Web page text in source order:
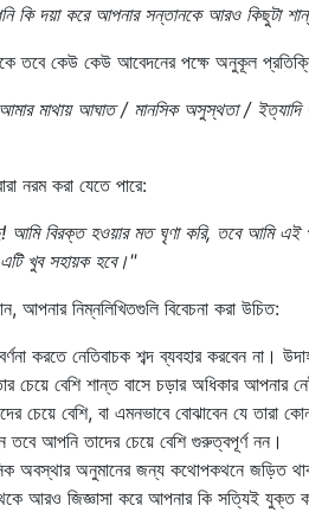
কি দয়া করে আপনার সন্তানকে আরও কিছুটা
তবে কেউ কেউ আবেদনের পক্ষে অনুকূল
মাথায় আঘাত / মানসিক অসুস্থতা / ইত্যাদি
নরম করা যেতে পারে:
বিরক্ত হওয়ার মত ঘৃণা করি, তবে আমি এই
খুব সহায়ক হবে।"
নিম্নলিখিতগুলি বিবেচনা করা উচিত:
করতে নেতিবাচক শব্দ ব্যবহার করবেন না।
চেয়ে বেশি শান্ত বাসে চড়ার অধিকার
চেয়ে বেশি, বা এমনভাবে বোঝাবেন যে
আপনি তাদের চেয়ে বেশি গুরুত্বপূর্ণ নন।
অবস্থার অনুমানের জন্য কথোপকথনে জড়িত
আরও জিজ্ঞাসা করে আপনার কি সত্যিই যুক্ত